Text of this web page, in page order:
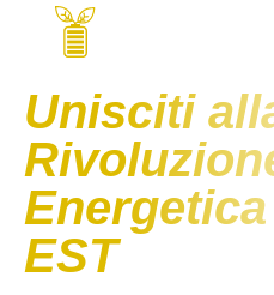
Unisciti
Energetica
EST